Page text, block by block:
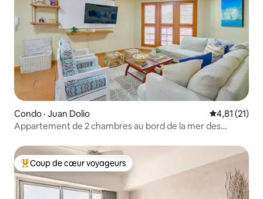
Condo · Juan Dolio Note
4,81 (21)
Appartement de 2 chambres au bord de la mer des
Coup de cœur voyageurs parmi les plus aimés
Coup de cœur voyageurs